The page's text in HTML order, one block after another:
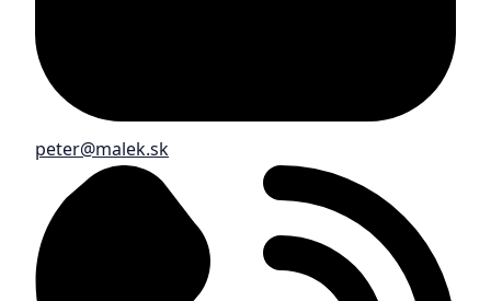
peter@malek.sk